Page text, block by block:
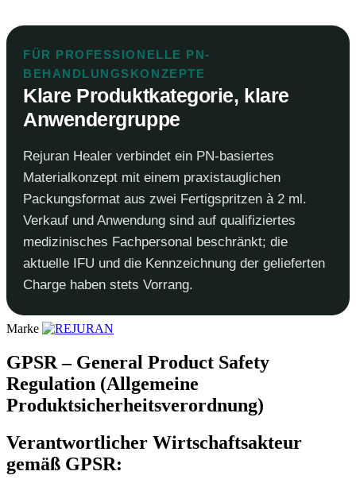
FÜR PROFESSIONELLE PN-
BEHANDLUNGSKONZEPTE
Klare Produktkategorie, klare
Anwendergruppe
Rejuran Healer verbindet ein PN-basiertes
Materialkonzept mit einem praxistauglichen
Packungsformat aus zwei Fertigspritzen à 2 ml.
Verkauf und Anwendung sind auf qualifiziertes
medizinisches Fachpersonal beschränkt; die
aktuelle IFU und die Kennzeichnung der gelieferten
Charge haben stets Vorrang.
Marke
GPSR – General Product Safety
Regulation (Allgemeine
Produktsicherheitsverordnung)
Verantwortlicher Wirtschaftsakteur
gemäß GPSR: